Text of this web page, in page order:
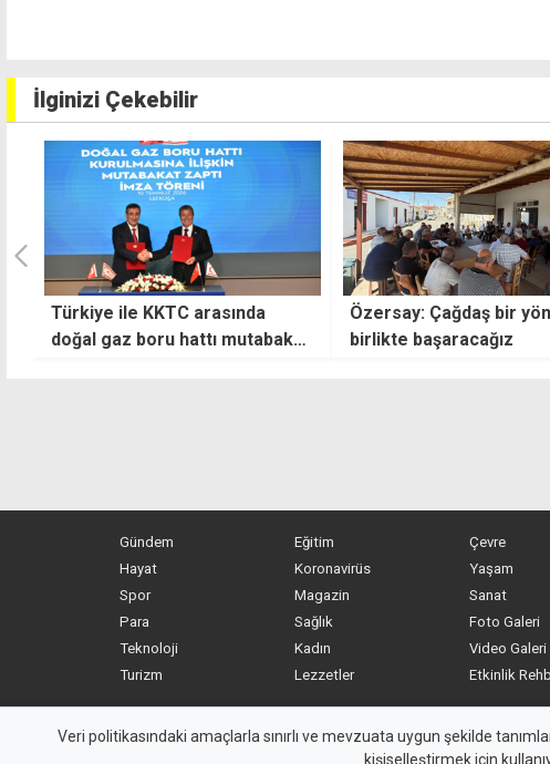
İlginizi Çekebilir
Türkiye ile KKTC arasında
doğal gaz boru hattı mutabakatı
Özersay: Çağdaş bir
birlikte başaracağız
Gündem
Hayat
Spor
Para
Teknoloji
Turizm
Eğitim
Koronavirüs
Magazin
Sağlık
Kadın
Lezzetler
Çevre
Yaşam
Sanat
Foto Galeri
Video Galeri
Etkinlik
Veri politikasındaki amaçlarla sınırlı ve mevzuata uygun şekilde
kişiselleştirmek için